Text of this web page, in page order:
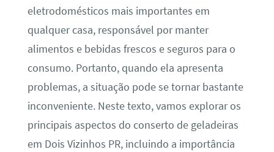
eletrodomésticos mais importantes em
qualquer casa, responsável por manter
alimentos e bebidas frescos e seguros para o
consumo. Portanto, quando ela apresenta
problemas, a situação pode se tornar bastante
inconveniente. Neste texto, vamos explorar os
principais aspectos do conserto de geladeiras
em Dois Vizinhos PR, incluindo a importância